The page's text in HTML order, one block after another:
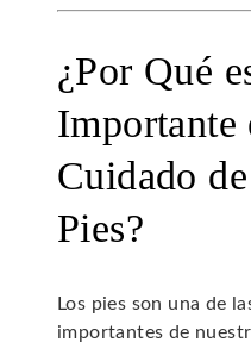
¿Por Qué
Importante
Cuidado
Pies?
Los pies son una de
importantes de